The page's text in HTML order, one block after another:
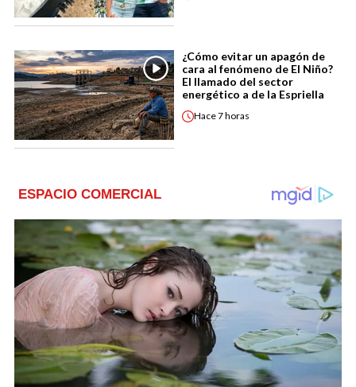
¿Cómo evitar un apagón de
cara al fenómeno de El Niño?
El llamado del sector
energético a de la Espriella
Hace7 horas